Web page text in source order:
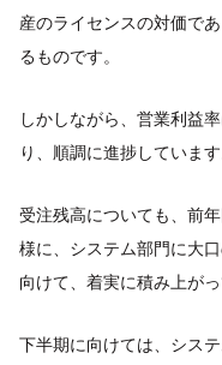
産のライセンスの対価で
るものです。
しかしながら、営業利益
り、順調に進捗しています
受注残高についても、前
様に、システム部門に大
向けて、着実に積み上がっ
下半期に向けては、シス